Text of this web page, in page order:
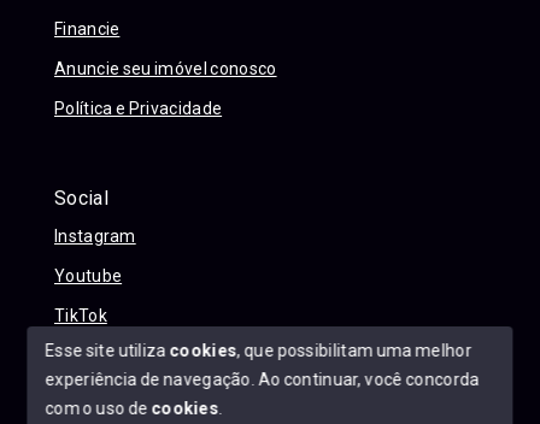
Financie
Anuncie seu imóvel conosco
Política e Privacidade
Social
Instagram
Youtube
TikTok
© Copyright 2026 - Alexandre Abreu Imóveis - Todos os
Esse site utiliza cookies, que possibilitam uma melhor
experiência de navegação. Ao continuar, você concorda
com o uso de cookies